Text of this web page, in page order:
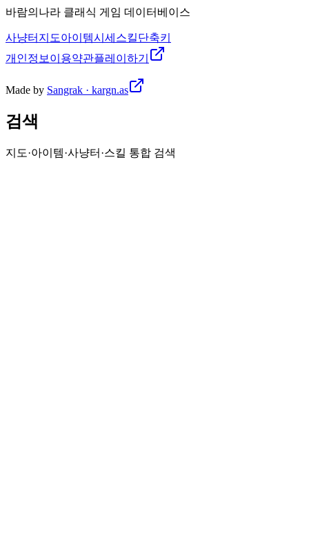
바람의나라 클래식 게임 데이터베이스
사냥터 지도아이템시세 스킬단축키
개인정보 이용약관플레이하기
Made by Sangrak · kargn.as
검색
지도·아이템·사냥터·스킬 통합 검색